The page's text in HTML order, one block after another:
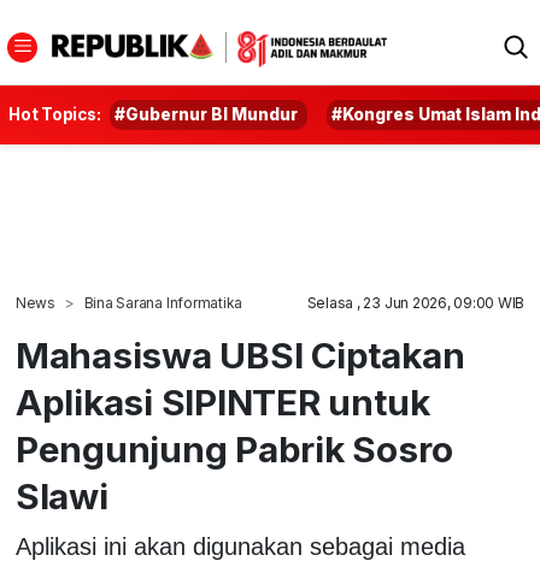
Hot Topics: #Gubernur BI Mundur #Kongres Umat Islam
News Bina Sarana Informatika Selasa , 23 Jun 2026, 09:00 WIB
Mahasiswa UBSI Ciptakan
Aplikasi SIPINTER untuk
Pengunjung Pabrik Sosro
Slawi
Aplikasi ini akan digunakan sebagai media